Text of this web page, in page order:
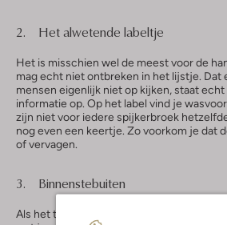
2. Het alwetende labeltje
Het is misschien wel de meest voor de
mag echt niet ontbreken in het lijstje. Dat
mensen eigenlijk niet op kijken, staat
informatie op. Op het label vind je
zijn niet voor iedere spijkerbroek
nog even een keertje. Zo voorkom je dat
of vervagen.
3. Binnenstebuiten
Als het toch echt tijd is om de jeans te